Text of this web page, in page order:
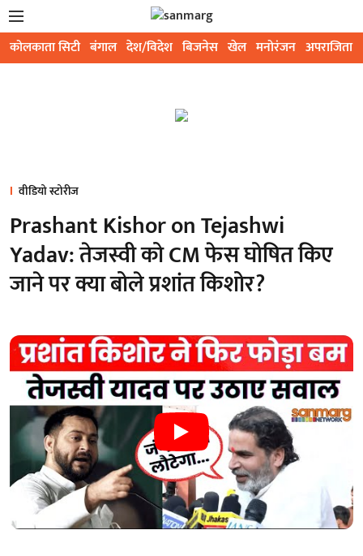
कोलकाता सिटी बंगाल देश/विदेश बिजनेस खेल मनोरंजन अपराजिता
वीडियो स्टोरीज
Prashant Kishor on Tejashwi
Yadav: तेजस्वी को CM फेस घोषित किए
जाने पर क्या बोले प्रशांत किशोर?